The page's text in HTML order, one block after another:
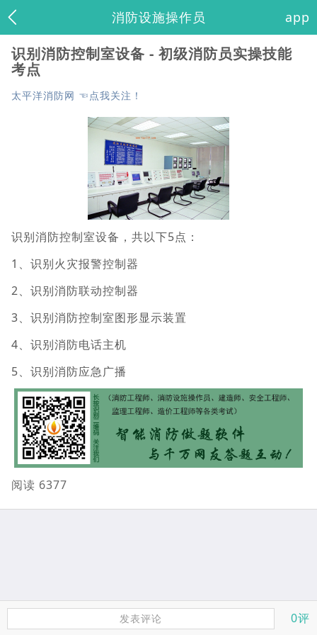
消防设施操作员 app
识别消防控制室设备 - 初级消防员实操技能
考点
太平洋消防网 ☜点我关注！
识别消防控制室设备，共以下5点：
1、识别火灾报警控制器
2、识别消防联动控制器
3、识别消防控制室图形显示装置
4、识别消防电话主机
5、识别消防应急广播
阅读 6377
发表评论 0评